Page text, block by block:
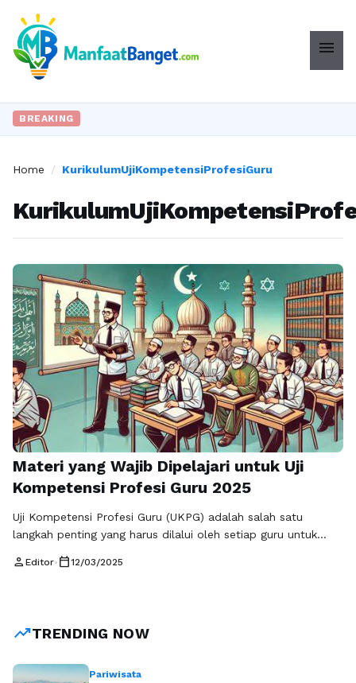
menu
BREAKING
Home / KurikulumUjiKompetensiProfesiGuru
Materi yang Wajib Dipelajari untuk Uji
Kompetensi Profesi Guru 2025
Uji Kompetensi Profesi Guru (UKPG) adalah salah satu
langkah penting yang harus dilalui oleh setiap guru untuk
persiapan menghadapi UKPG 2025, penting untuk memahami
… Baca Selengkapnya
person Editor• calendar_today12/03/2025
trending_upTRENDING NOW
Pariwisata